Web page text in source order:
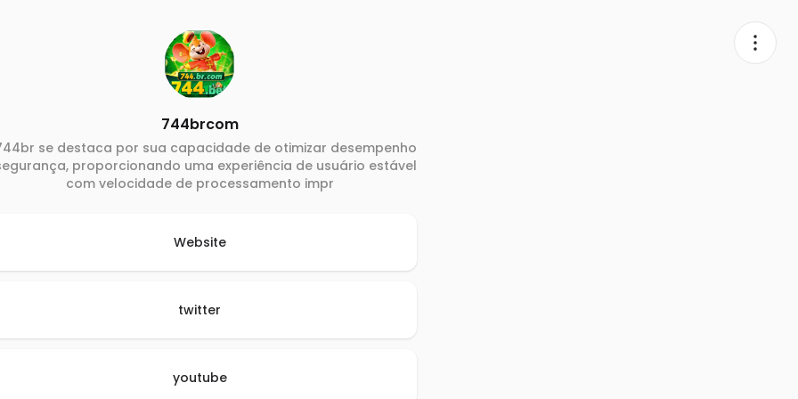
744brcom
se destaca por sua capacidade de otimizar desempenho
proporcionando uma experiência de usuário estável
com velocidade de processamento impr
Website
twitter
youtube